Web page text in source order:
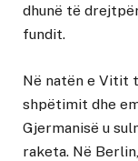
dhunë të
fundit.
Në natën e Vitit
shpëtimit dhe
Gjermanisë u
raketa. Në